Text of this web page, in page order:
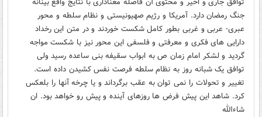
جنگ رمضان دارد. آمریکا و رژیم صهیونیستی و نظام سلطه و محور
عبری- عربی و غربی بطور کامل شکست خوردند و در متن این رخداد
دارایی های فکری و معرفتی و فلسفی این محور نیز با شکست مواجه
گردید و لشکر امام زمان ص به ابواب سقیفه بنی ساعده رسید ولی
توافق یک شبانه روز به نظام سلطه فرصت نفس کشیدن داده است.
تغییر و تحولات را نمی توان به عقب برگرداند و یا چرخه آنها را بلعکس
کرد. شاهد این پیش فرض ها روزهای آینده و پیش رو خواهد بود. ان
شاءالله